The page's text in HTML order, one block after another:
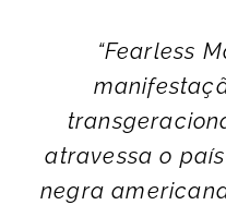
“Fearless
atravessa o
negra